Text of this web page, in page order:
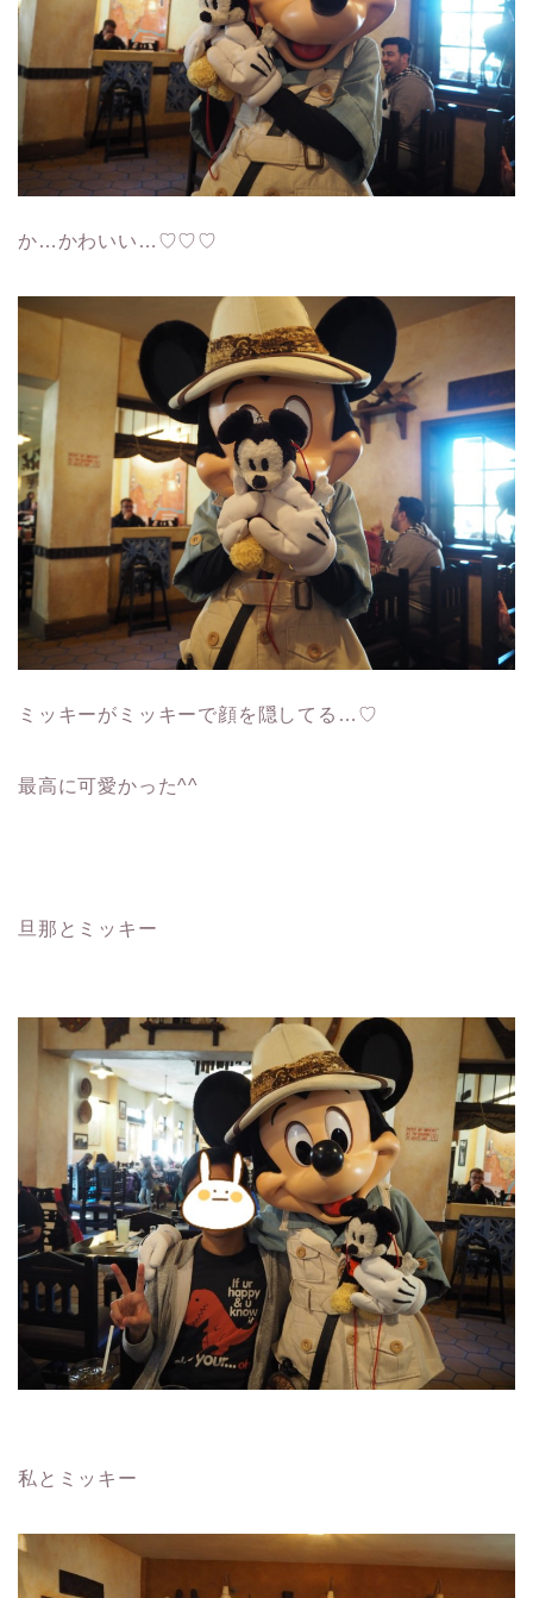
か…かわいい…♡♡♡
ミッキーがミッキーで顔を隠してる…♡
最高に可愛かった^^
旦那とミッキー
私とミッキー